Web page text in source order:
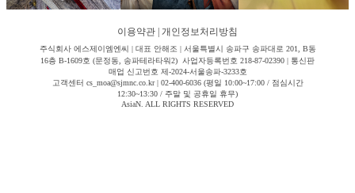
이용약관 개인정보처리방침
주식회사 에스제이엠엔씨 | 대표 안해조 | 서울특별시 송파구 송파대로 201, B동
16층 B-1609호 (문정동, 송파테라타워2) 사업자등록번호 218-87-02390 | 통신판
매업 신고번호 제-2024-서울송파-3233호
고객센터 cs_moa@sjmnc.co.kr | 02-400-6036 (평일 10:00~17:00 / 점심시간
12:30~13:30 / 주말 및 공휴일 휴무)
AsiaN. ALL RIGHTS RESERVED